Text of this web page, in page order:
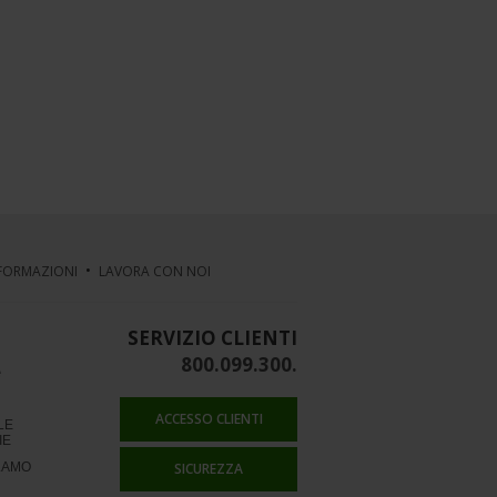
LAVORA CON NOI
SERVIZIO CLIENTI
800.099.300.
ACCESSO CLIENTI
SICUREZZA